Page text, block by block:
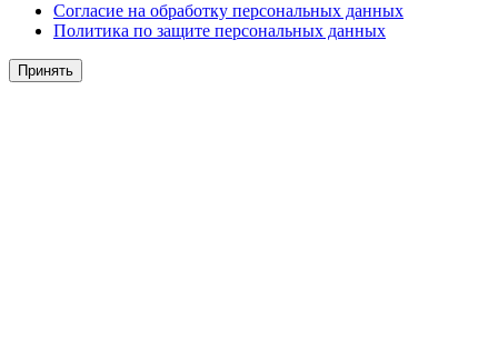
Согласие на обработку персональных данных
Политика по защите персональных данных
Принять